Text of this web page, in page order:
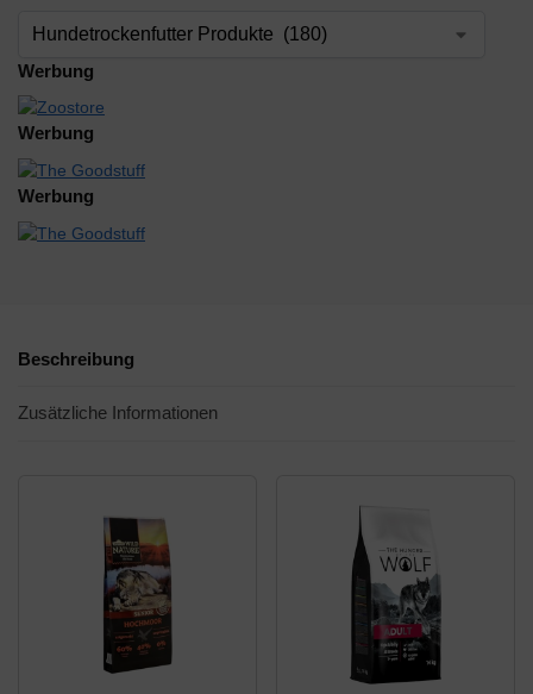
Werbung
Werbung
Werbung
Beschreibung
Zusätzliche Informationen